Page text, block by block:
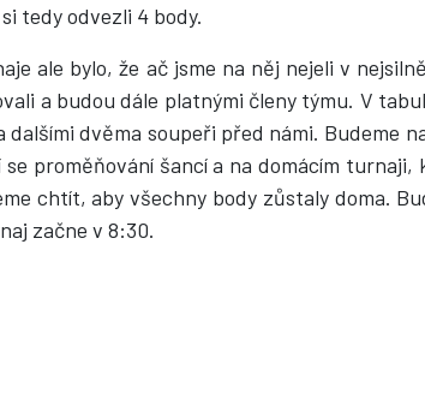
tedy odvezli 4 body.
ale bylo, že ač jsme na něj nejeli v
a budou dále platnými členy týmu. V
dalšími dvěma soupeři před námi. Budeme
proměňování šancí a na domácím turnaji,
chtít, aby všechny body zůstaly doma.
začne v 8:30.